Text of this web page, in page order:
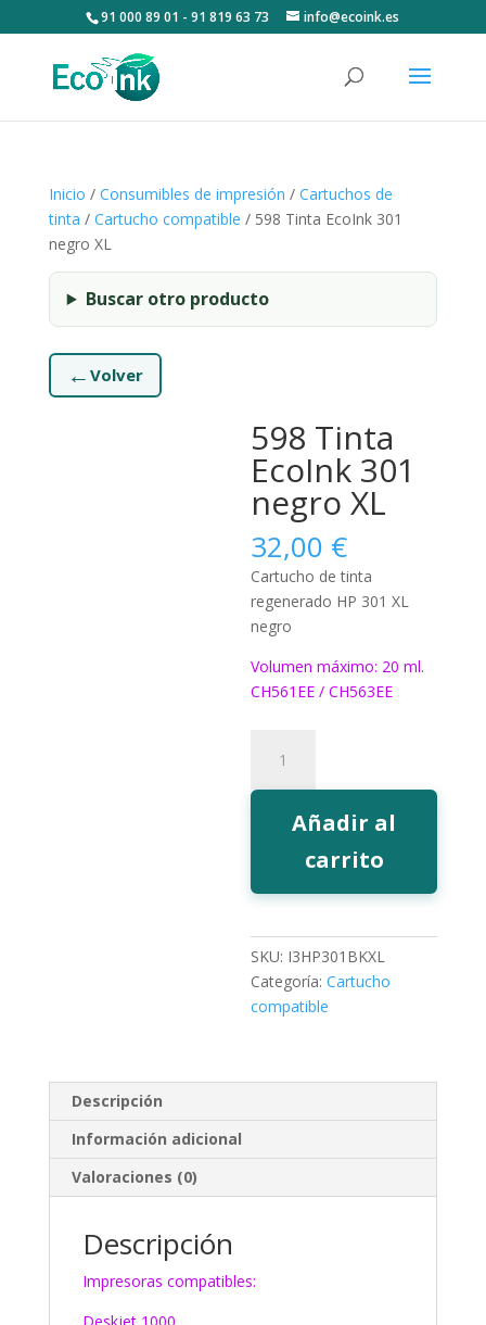
91 000 89 01 - 91 819 63 73 info@ecoink.es
Inicio / Consumibles de impresión / Cartuchos de
tinta / Cartucho compatible / 598 Tinta EcoInk 301
negro XL
Buscar otro producto
← Volver
598 Tinta
EcoInk 301
negro XL
32,00 €
Cartucho de tinta
regenerado HP 301 XL
negro
Volumen máximo: 20 ml.
CH561EE / CH563EE
Tinta
EcoInk
cantidad
Añadir al
carrito
SKU: I3HP301BKXL
Categoría:Cartucho
compatible
Descripción
Información adicional
Valoraciones (0)
Descripción
Impresoras compatibles: